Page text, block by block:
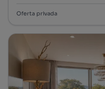
Oferta privada